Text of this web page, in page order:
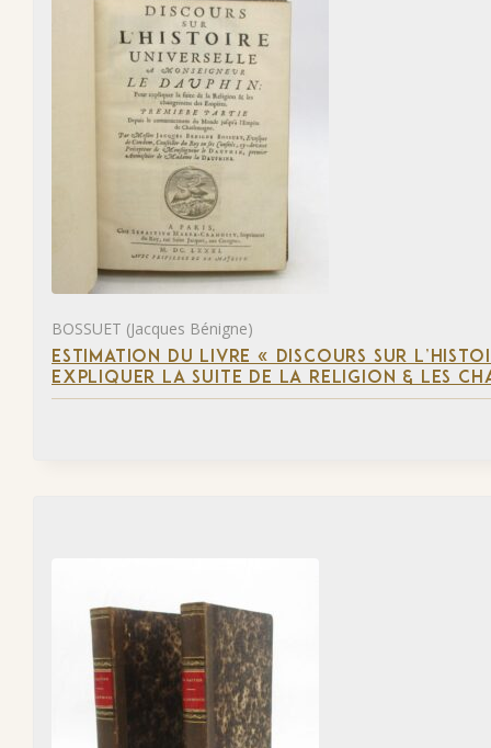
BOSSUET (Jacques Bénigne)
ESTIMATION DU LIVRE « DISCOURS SUR
EXPLIQUER LA SUITE DE LA RELIGION & LES